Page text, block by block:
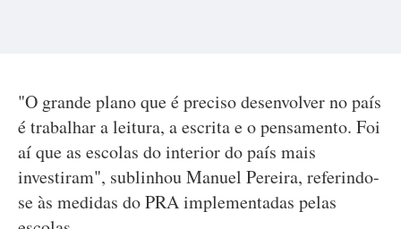
"O grande plano que é preciso desenvolver no país
é trabalhar a leitura, a escrita e o pensamento. Foi
aí que as escolas do interior do país mais
investiram", sublinhou Manuel Pereira, referindo-
se às medidas do PRA implementadas pelas